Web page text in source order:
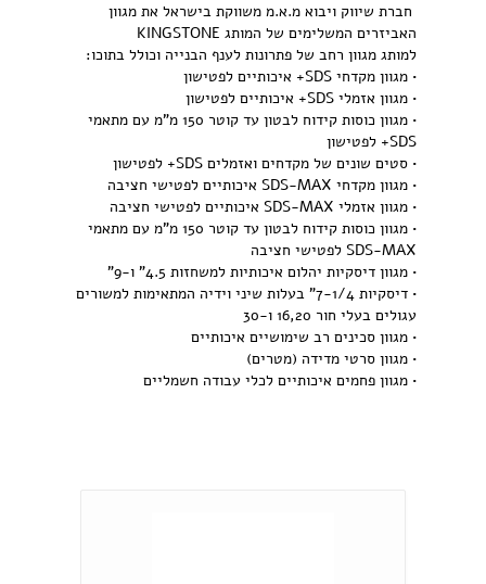
חברת שיווק ויבוא מ.א.מ משווקת בישראל את מגוון
האביזרים המשלימים של המותג KINGSTONE
למותג מגוון רחב של פתרונות לענף הבנייה וכולל בתוכו:
• מגוון מקדחי SDS+ איכותיים לפטישון
• מגוון אזמלי SDS+ איכותיים לפטישון
• מגוון כוסות קידוח לבטון עד קוטר 150 מ"מ עם מתאמי
SDS+ לפטישון
• סטים שונים של מקדחים ואזמלים SDS+ לפטישון
• מגוון מקדחי SDS-MAX איכותיים לפטישי חציבה
• מגוון אזמלי SDS-MAX איכותיים לפטישי חציבה
• מגוון כוסות קידוח לבטון עד קוטר 150 מ"מ עם מתאמי
SDS-MAX לפטישי חציבה
• מגוון דיסקיות יהלום איכותיות למשחזות 4.5" ו-9"
• דיסקיות 7-1/4" בעלות שיני וידיה המתאימות למשורים
עגולים בעלי חור 16,20 ו-30
• מגוון סכינים רב שימושיים איכותיים
• מגוון סרטי מדידה (מטרים)
• מגוון פחמים איכותיים לכלי עבודה חשמליים